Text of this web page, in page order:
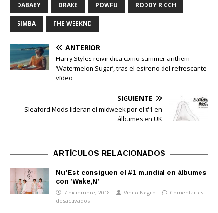
DABABY DRAKE POWFU RODDY RICCH
SIMBA THE WEEKND
ANTERIOR
Harry Styles reivindica como summer anthem
‘Watermelon Sugar’, tras el estreno del refrescante
vídeo
SIGUIENTE
Sleaford Mods lideran el midweek por el #1 en
álbumes en UK
ARTÍCULOS RELACIONADOS
Nu’Est consiguen el #1 mundial en álbumes
con ‘Wake,N’
7 diciembre, 2018 Vinilo Negro
Comentarios
desactivados